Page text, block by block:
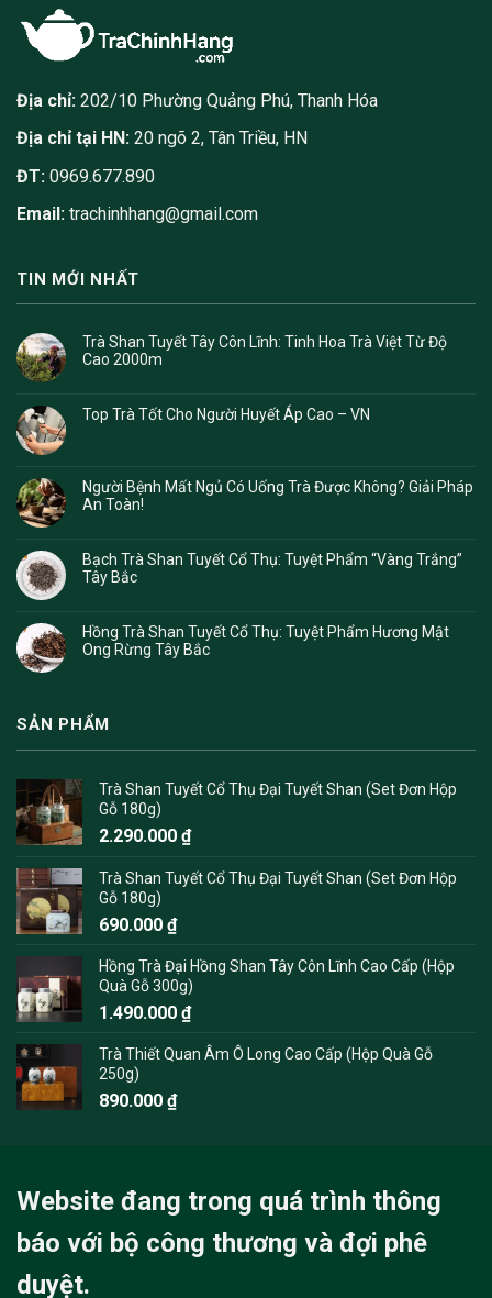
Địa chỉ: 202/10 Phường Quảng Phú, Thanh Hóa
Địa chỉ tại HN: 20 ngõ 2, Tân Triều, HN
ĐT: 0969.677.890
Email: trachinhhang@gmail.com
TIN MỚI NHẤT
Trà Shan Tuyết Tây Côn Lĩnh: Tinh Hoa Trà Việt Từ Độ
Cao 2000m
Top Trà Tốt Cho Người Huyết Áp Cao – VN
Người Bệnh Mất Ngủ Có Uống Trà Được Không? Giải Pháp
An Toàn!
Bạch Trà Shan Tuyết Cổ Thụ: Tuyệt Phẩm “Vàng Trắng”
Tây Bắc
Hồng Trà Shan Tuyết Cổ Thụ: Tuyệt Phẩm Hương Mật
Ong Rừng Tây Bắc
SẢN PHẨM
Trà Shan Tuyết Cổ Thụ Đại Tuyết Shan (Set Đơn Hộp
Gỗ 180g)
2.290.000 ₫
Trà Shan Tuyết Cổ Thụ Đại Tuyết Shan (Set Đơn Hộp
Gỗ 180g)
690.000 ₫
Hồng Trà Đại Hồng Shan Tây Côn Lĩnh Cao Cấp (Hộp
Quà Gỗ 300g)
1.490.000 ₫
Trà Thiết Quan Âm Ô Long Cao Cấp (Hộp Quà Gỗ
250g)
890.000 ₫
Website đang trong quá trình thông
báo với bộ công thương và đợi phê
duyệt.